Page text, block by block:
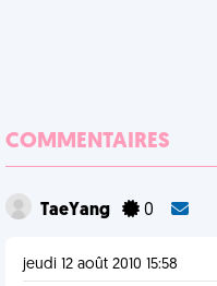
COMMENTAIRES
TaeYang 0
jeudi 12 août 2010 15:58